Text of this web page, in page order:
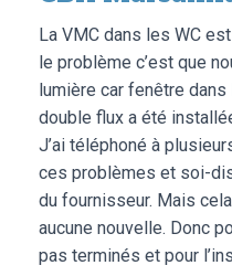
La VMC dans les WC
le problème c’est que
lumière car fenêtre dans
double flux a été
J’ai téléphoné à
ces problèmes et soi-
du fournisseur. Mais
aucune nouvelle. Donc
pas terminés et pour